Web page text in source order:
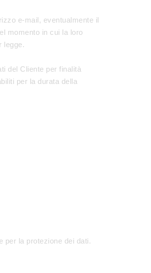
e-mail, eventualmente il
momento in cui la loro
legge.
del Cliente per finalità
per la durata della
per la protezione dei dati.